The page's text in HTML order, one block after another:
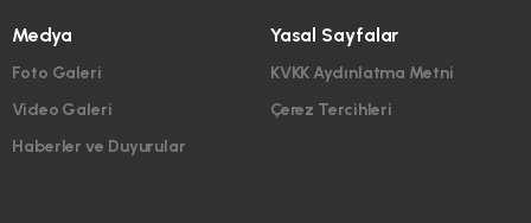
Medya
Foto Galeri
Video Galeri
Haberler ve Duyurular
Yasal Sayfalar
KVKK Aydınlatma Metni
Çerez Tercihleri